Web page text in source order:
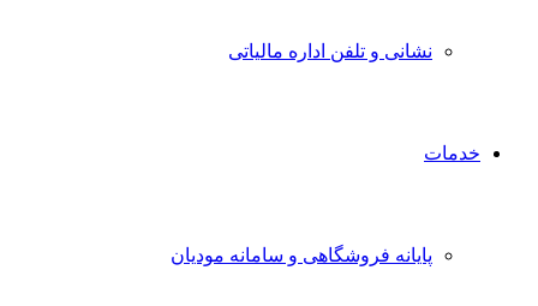
نشانی و تلفن اداره مالیاتی
خدمات
پایانه فروشگاهی و سامانه مودیان